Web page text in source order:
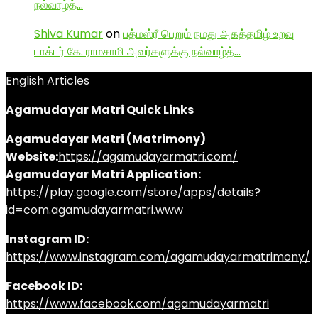
நல்வாழ்த்…
Shiva Kumaronபத்மஸ்ரீ பெறும் நமது அகத்தமிழ் உறவு
டாக்டர் கே. ராமசாமி அவர்களுக்கு நல்வாழ்த்…
English Articles
Agamudayar Matri Quick Links
Agamudayar Matri (Matrimony)
Website:https://agamudayarmatri.com/
Agamudayar Matri Application:
https://play.google.com/store/apps/details?
id=com.agamudayarmatri.www
Instagram ID:
https://www.instagram.com/agamudayarmatrimony/
Facebook ID:
https://www.facebook.com/agamudayarmatri